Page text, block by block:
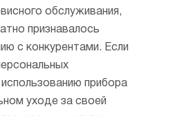
обслуживания,
признавалось
с конкурентами. Если
прибора
уходе за своей